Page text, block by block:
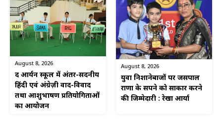
August 8, 2026
द आर्यन स्कूल में अंतर-सदनीय
हिंदी एवं अंग्रेज़ी वाद-विवाद
तथा आशुभाषण प्रतियोगिताओं
का आयोजन
August 8, 2026
युवा निशानेबाजों पर जसपाल
राणा के सपने को साकार करने
की जिम्मेदारी : रेखा आर्या